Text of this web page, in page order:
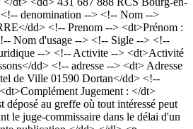
denomination --> <!-- Nom -->
dd> <!-- Prenom --> <dt>Prénom :
Nom d'usage --> <!-- Sigle --> <!--
--> <!-- Activite --> <dt>Activité
dd> <!-- adresse --> <dt> Adresse
de Ville 01590 Dortan</dd> <!--
Jugement : </dt>
déposé au greffe où tout intéressé peut
le juge-commissaire dans le délai d'un